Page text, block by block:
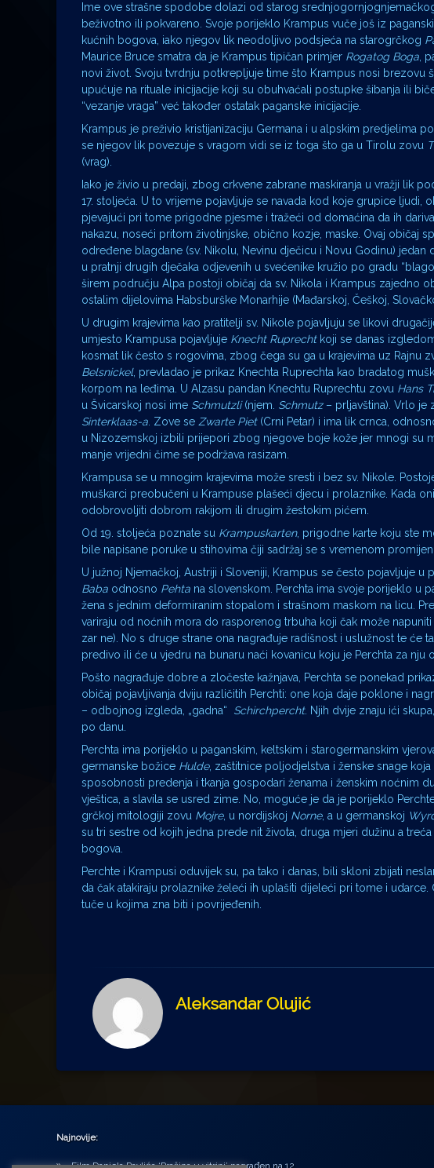
Ime ove strašne spodobe dolazi od starog
beživotno ili pokvareno. Svoje porijeklo Krampus vuče još iz
kućnih bogova, iako njegov lik neodoljivo podsjeća na starogrčkog
Maurice Bruce smatra da je Krampus tipičan primjer Rogatog Boga ,
novi život. Svoju tvrdnju potkrepljuje time što Krampus nosi
upućuje na rituale inicijacije koji su obuhvaćali postupke šibanja ili
“vezanje vraga” već također ostatak paganske inicijacije.
Krampus je preživio kristijanizaciju Germana i u alpskim predjelima
se njegov lik povezuje s vragom vidi se iz toga što ga u Tirolu zovu
(vrag).
Iako je živio u predaji, zbog crkvene zabrane maskiranja u vražji lik
17. stoljeća. U to vrijeme pojavljuje se navada kod koje grupice
pjevajući pri tome prigodne pjesme i tražeći od domaćina da ih
nakazu, noseći pritom životinjske, obično kozje, maske. Ovaj običaj
određene blagdane (sv. Nikolu, Nevinu dječicu i Novu Godinu)
u pratnji drugih dječaka odjevenih u svećenike kružio po gradu
širem području Alpa postoji običaj da sv. Nikola i Krampus zajedno
ostalim dijelovima Habsburške Monarhije (Mađarskoj, Češkoj,
U drugim krajevima kao pratitelji sv. Nikole pojavljuju se likovi
umjesto Krampusa pojavljuje Knecht Ruprechtkoji se danas
kosmat lik često s rogovima, zbog čega su ga u krajevima uz Rajnu
Belsnickel, prevladao je prikaz Knechta Ruprechta kao bradatog
korpom na leđima. U Alzasu pandan Knechtu Ruprechtu zovu Hans
u Švicarskoj nosi ime Schmutzli(njem. Schmutz– prljavština). Vrlo je
Sinterklaas-a . Zove se Zwarte Piet(Crni Petar) i ima lik crnca,
u Nizozemskoj izbili prijepori zbog njegove boje kože jer mnogi su
manje vrijedni čime se podržava rasizam.
Krampusa se u mnogim krajevima može sresti i bez sv. Nikole.
muškarci preobučeni u Krampuse plašeći djecu i prolaznike. Kada
odobrovoljiti dobrom rakijom ili drugim žestokim pićem.
Od 19. stoljeća poznate su Krampuskarten, prigodne karte koju ste
bile napisane poruke u stihovima čiji sadržaj se s vremenom
U južnoj Njemačkoj, Austriji i Sloveniji, Krampus se često pojavljuje
Baba odnosno Pehta na slovenskom. Perchta ima svoje porijeklo u
žena s jednim deformiranim stopalom i strašnom maskom na licu.
variraju od noćnih mora do rasporenog trbuha koji čak može
zar ne). No s druge strane ona nagrađuje radišnost i uslužnost te će
predivo ili će u vjedru na bunaru naći kovanicu koju je Perchta za nju
Pošto nagrađuje dobre a zločeste kažnjava, Perchta se ponekad
običaj pojavljivanja dviju različitih Perchti: one koja daje poklone i
– odbojnog izgleda, „gadna“ Schirchpercht. Njih dvije znaju ići
po danu.
Perchta ima porijeklo u paganskim, keltskim i starogermanskim
germanske božice Hulde, zaštitnice poljodjelstva i ženske snage
sposobnosti predenja i tkanja gospodari ženama i ženskim noćnim
vještica, a slavila se usred zime. No, moguće je da je porijeklo
grčkoj mitologiji zovu Mojre, u nordijskoj Norne, a u germanskoj
su tri sestre od kojih jedna prede nit života, druga mjeri dužinu a
bogova.
Perchte i Krampusi oduvijek su, pa tako i danas, bili skloni zbijati
da čak atakiraju prolaznike želeći ih uplašiti dijeleći pri tome i
tuče u kojima zna biti i povrijeđenih.
Aleksandar Olujić
Najnovije:
Film Daniela Pavlića ‘Prašina u vitrini’ nagrađen na 12.